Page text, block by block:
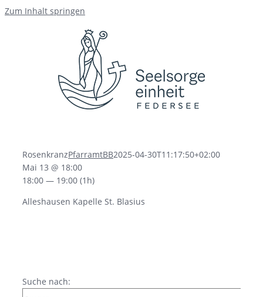
Zum Inhalt springen
RosenkranzPfarramtBB2025-04-30T11:17:50+02:00
Mai 13 @ 18:00
18:00 — 19:00 (1h)
Alleshausen Kapelle St. Blasius
Suche nach: